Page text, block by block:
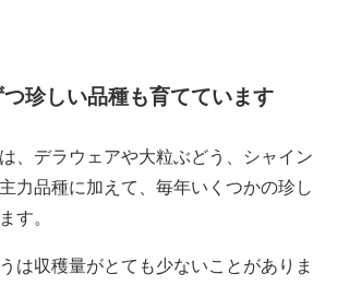
珍しい品種も育てています
、デラウェアや大粒ぶどう、シャイン
力品種に加えて、毎年いくつかの珍し
す。
は収穫量がとても少ないことがありま